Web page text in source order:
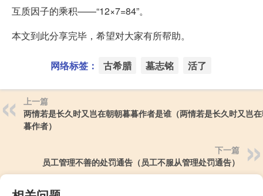
互质因子的乘积——“12×7=84”。
本文到此分享完毕，希望对大家有所帮助。
网络标签： 古希腊 墓志铭 活了
上一篇
两情若是长久时又岂在朝朝暮暮作者是谁（两情若是长久时又岂
暮作者）
下一篇
员工管理不善的处罚通告（员工不服从管理处罚通告）